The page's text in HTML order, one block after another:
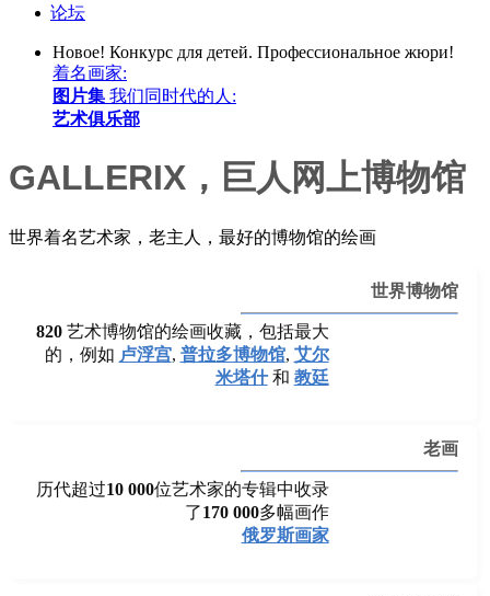
论坛
Новое! Конкурс для детей. Профессиональное жюри!
着名画家:
图片集 我们同时代的人:
艺术俱乐部
GALLERIX，巨人网上博物馆
世界着名艺术家，老主人，最好的博物馆的绘画
世界博物馆
820艺术博物馆的绘画收藏，包括最大
的，例如 卢浮宫, 普拉多博物馆, 艾尔
米塔什和 教廷
老画
历代超过10 000位艺术家的专辑中收录
了170 000多幅画作
俄罗斯画家